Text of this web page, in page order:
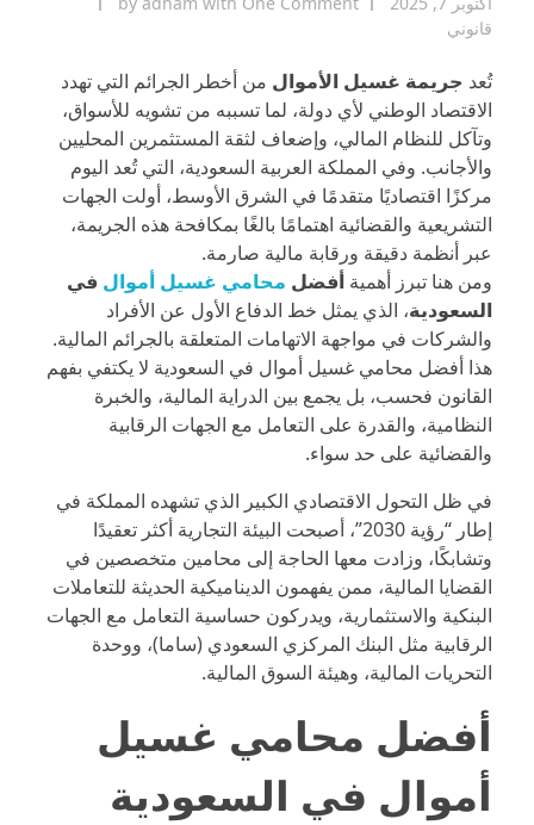
قانوني
تُعد جريمة غسيل الأموال من أخطر الجرائم التي تهدد
الاقتصاد الوطني لأي دولة، لما تسببه من تشويه للأسواق،
وتآكل للنظام المالي، وإضعاف لثقة المستثمرين المحليين
والأجانب. وفي المملكة العربية السعودية، التي تُعد اليوم
مركزًا اقتصاديًا متقدمًا في الشرق الأوسط، أولت الجهات
التشريعية والقضائية اهتمامًا بالغًا بمكافحة هذه الجريمة،
عبر أنظمة دقيقة ورقابة مالية صارمة.
ومن هنا تبرز أهمية أفضل محامي غسيل أموال في
السعودية، الذي يمثل خط الدفاع الأول عن الأفراد
والشركات في مواجهة الاتهامات المتعلقة بالجرائم المالية.
هذا أفضل محامي غسيل أموال في السعودية لا يكتفي بفهم
القانون فحسب، بل يجمع بين الدراية المالية، والخبرة
النظامية، والقدرة على التعامل مع الجهات الرقابية
والقضائية على حد سواء.
في ظل التحول الاقتصادي الكبير الذي تشهده المملكة في
إطار “رؤية 2030”، أصبحت البيئة التجارية أكثر تعقيدًا
وتشابكًا، وزادت معها الحاجة إلى محامين متخصصين في
القضايا المالية، ممن يفهمون الديناميكية الحديثة للتعاملات
البنكية والاستثمارية، ويدركون حساسية التعامل مع الجهات
الرقابية مثل البنك المركزي السعودي (ساما)، ووحدة
التحريات المالية، وهيئة السوق المالية.
أفضل محامي غسيل
أموال في السعودية